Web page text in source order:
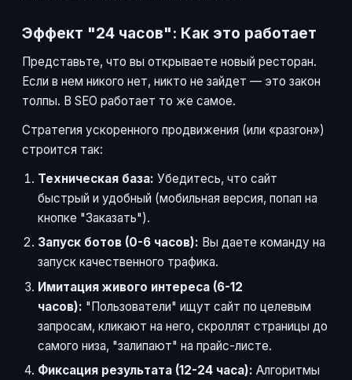
Эффект "24 часов": Как это работает
Представьте, что вы открываете новый ресторан.
Если в нем никого нет, никто не зайдет — это закон
толпы. В SEO работает то же самое.
Стратегия ускоренного продвижения (или «разгон»)
строится так:
Техническая база: Убедитесь, что сайт
быстрый и удобный (мобильная версия, попап на
кнопке "Заказать").
Запуск ботов (0-6 часов): Вы даете команду на
запуск качественного трафика.
Имитация живого интереса (6-12
часов): "Пользователи" ищут сайт по целевым
запросам, кликают на него, скроллят страницы до
самого низа, "залипают" на прайс-листе.
Фиксация результата (12-24 часа): Алгоритмы